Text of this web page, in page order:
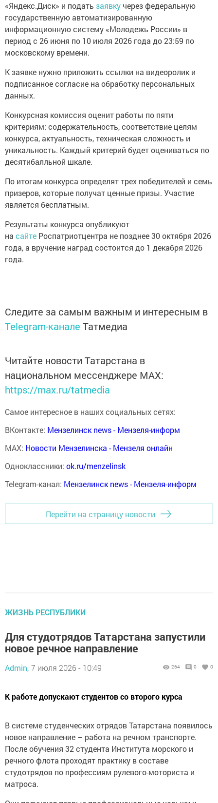
«Яндекс.Диск» и подать заявку через федеральную
государственную автоматизированную
информационную систему «Молодежь России» в
период с 26 июня по 10 июля 2026 года до 23:59 по
московскому времени.
К заявке нужно приложить ссылки на видеоролик и
подписанное согласие на обработку персональных
данных.
Конкурсная комиссия оценит работы по пяти
критериям: содержательность, соответствие целям
конкурса, актуальность, техническая сложность и
уникальность. Каждый критерий будет оцениваться по
десятибалльной шкале.
По итогам конкурса определят трех победителей и семь
призеров, которые получат ценные призы. Участие
является бесплатным.
Результаты конкурса опубликуют
на сайте Роспатриотцентра не позднее 30 октября 2026
года, а вручение наград состоится до 1 декабря 2026
года.
Следите за самым важным и интересным в
Telegram-канале Татмедиа
Читайте новости Татарстана в
национальном мессенджере MАХ:
https://max.ru/tatmedia
Самое интересное в наших социальных сетях:
ВКонтакте: Мензелинск news - Мензеля-информ
MAX: Новости Мензелинска - Мензеля онлайн
Одноклассники: ok.ru/menzelinsk
Telegram-канал: Мензелинск news - Мензеля-информ
Перейти на страницу новости
ЖИЗНЬ РЕСПУБЛИКИ
Для студотрядов Татарстана запустили
новое речное направление
Admin, 7 июля 2026 - 10:49 264 0 0
К работе допускают студентов со второго курса
В системе студенческих отрядов Татарстана появилось
новое направление – работа на речном транспорте.
После обучения 32 студента Института морского и
речного флота проходят практику в составе
студотрядов по профессиям рулевого-моториста и
матроса.